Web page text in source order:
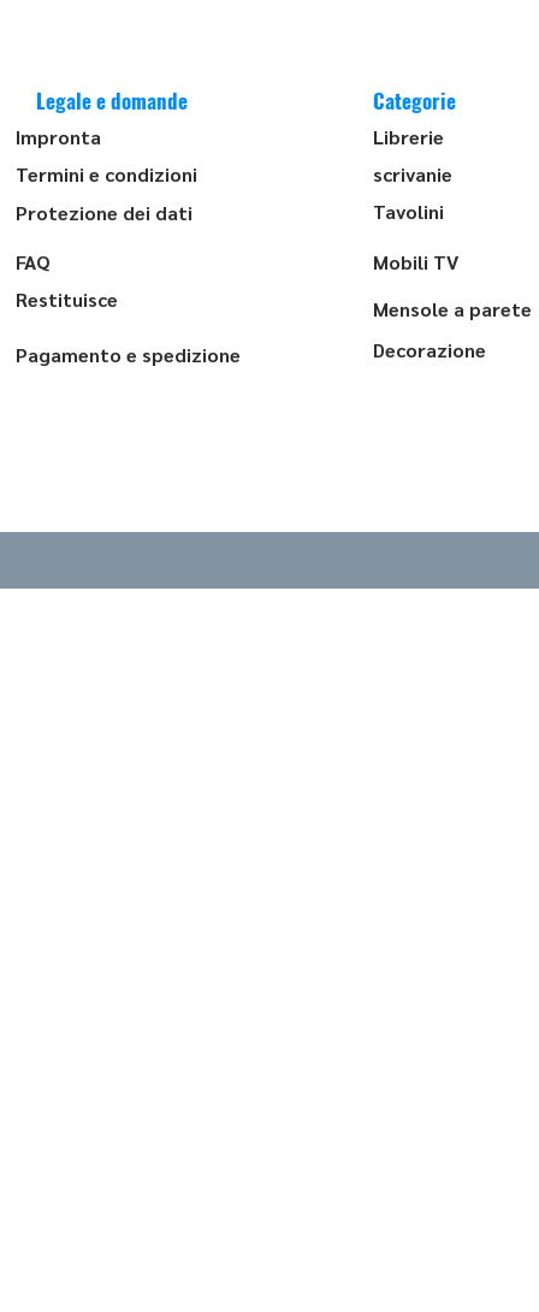
Legale e domande
Impronta
Termini e condizioni
Protezione dei dati
FAQ
Restituisce
Pagamento e spedizione
Categorie
Librerie
scrivanie
Tavolini
Mobili TV
Mensole a parete
Decorazione